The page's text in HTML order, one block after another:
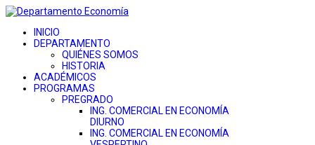
INICIO
DEPARTAMENTO
QUIÉNES SOMOS
HISTORIA
ACADÉMICOS
PROGRAMAS
PREGRADO
ING. COMERCIAL EN ECONOMÍA
DIURNO
ING. COMERCIAL EN ECONOMÍA